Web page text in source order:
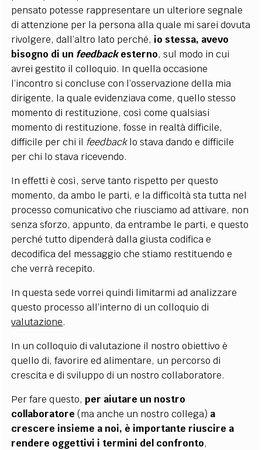
pensato potesse rappresentare un ulteriore segnale
di attenzione per la persona alla quale mi sarei dovuta
rivolgere, dall’altro lato perché, io stessa, avevo
bisogno di un feedbackesterno, sul modo in cui
avrei gestito il colloquio. In quella occasione
l’incontro si concluse con l’osservazione della mia
dirigente, la quale evidenziava come, quello stesso
momento di restituzione, così come qualsiasi
momento di restituzione, fosse in realtà difficile,
difficile per chi il feedbacklo stava dando e difficile
per chi lo stava ricevendo.
In effetti è così, serve tanto rispetto per questo
momento, da ambo le parti, e la difficoltà sta tutta nel
processo comunicativo che riusciamo ad attivare, non
senza sforzo, appunto, da entrambe le parti, e questo
perché tutto dipenderà dalla giusta codifica e
decodifica del messaggio che stiamo restituendo e
che verrà recepito.
In questa sede vorrei quindi limitarmi ad analizzare
questo processo all’interno di un colloquio di
valutazione.
In un colloquio di valutazione il nostro obiettivo è
quello di, favorire ed alimentare, un percorso di
crescita e di sviluppo di un nostro collaboratore.
Per fare questo,per aiutare un nostro
collaboratore (ma anche un nostro collega) a
crescere insieme a noi, è importante riuscire a
rendere oggettivi i termini del confronto,